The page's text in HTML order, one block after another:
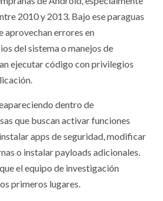
2010 y 2013. Bajo ese paraguas
aprovechan errores en
del sistema o manejos de
ejecutar código con privilegios
dentro de
que buscan activar funciones
apps de seguridad, modificar
o instalar payloads adicionales.
el equipo de investigación
primeros lugares.